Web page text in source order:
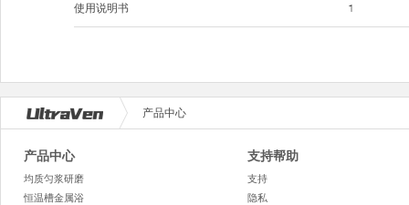
使用说明书 1
产品中心
产品中心
均质匀浆研磨
恒温槽金属浴
支持帮助
支持
隐私